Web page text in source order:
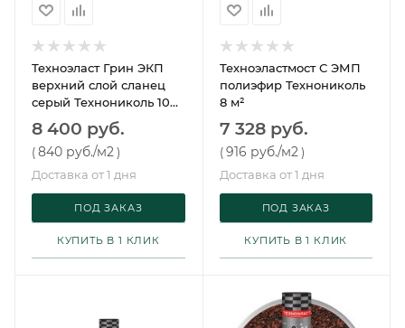
Техноэласт Грин ЭКП
верхний слой сланец
серый Технониколь 10
8 400 руб.
(840 руб./м2 )
Доставка от 1 дня
ПОД ЗАКАЗ
КУПИТЬ В 1 КЛИК
Техноэластмост С ЭМП
полиэфир Технониколь
8 м²
7 328 руб.
(916 руб./м2 )
Доставка от 1 дня
ПОД ЗАКАЗ
КУПИТЬ В 1 КЛИК